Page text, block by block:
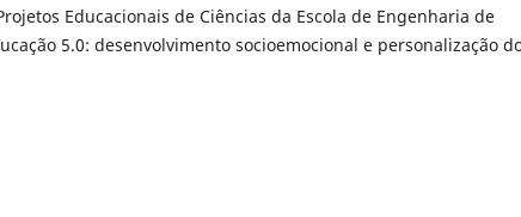
Educacionais de Ciências da Escola de Engenharia de
5.0: desenvolvimento socioemocional e personalização